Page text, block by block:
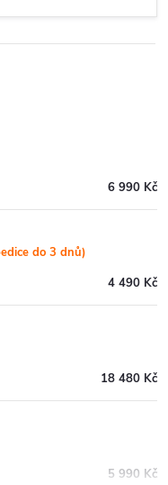
6 990 Kč
do 3 dnů)
4 490 Kč
18 480 Kč
5 990 Kč